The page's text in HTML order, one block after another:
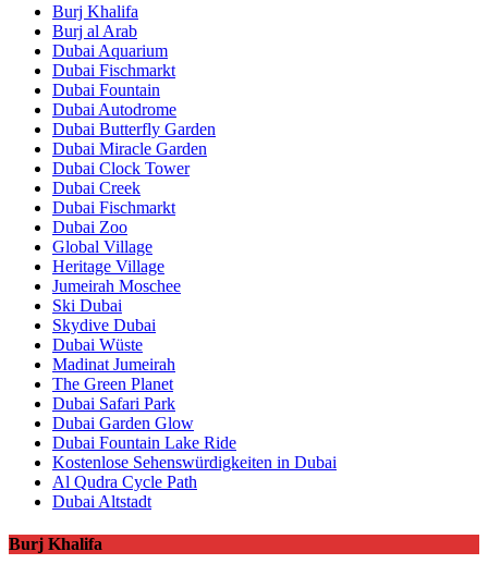
Burj Khalifa
Burj al Arab
Dubai Aquarium
Dubai Fischmarkt
Dubai Fountain
Dubai Autodrome
Dubai Butterfly Garden
Dubai Miracle Garden
Dubai Clock Tower
Dubai Creek
Dubai Fischmarkt
Dubai Zoo
Global Village
Heritage Village
Jumeirah Moschee
Ski Dubai
Skydive Dubai
Dubai Wüste
Madinat Jumeirah
The Green Planet
Dubai Safari Park
Dubai Garden Glow
Dubai Fountain Lake Ride
Kostenlose Sehenswürdigkeiten in Dubai
Al Qudra Cycle Path
Dubai Altstadt
Burj Khalifa